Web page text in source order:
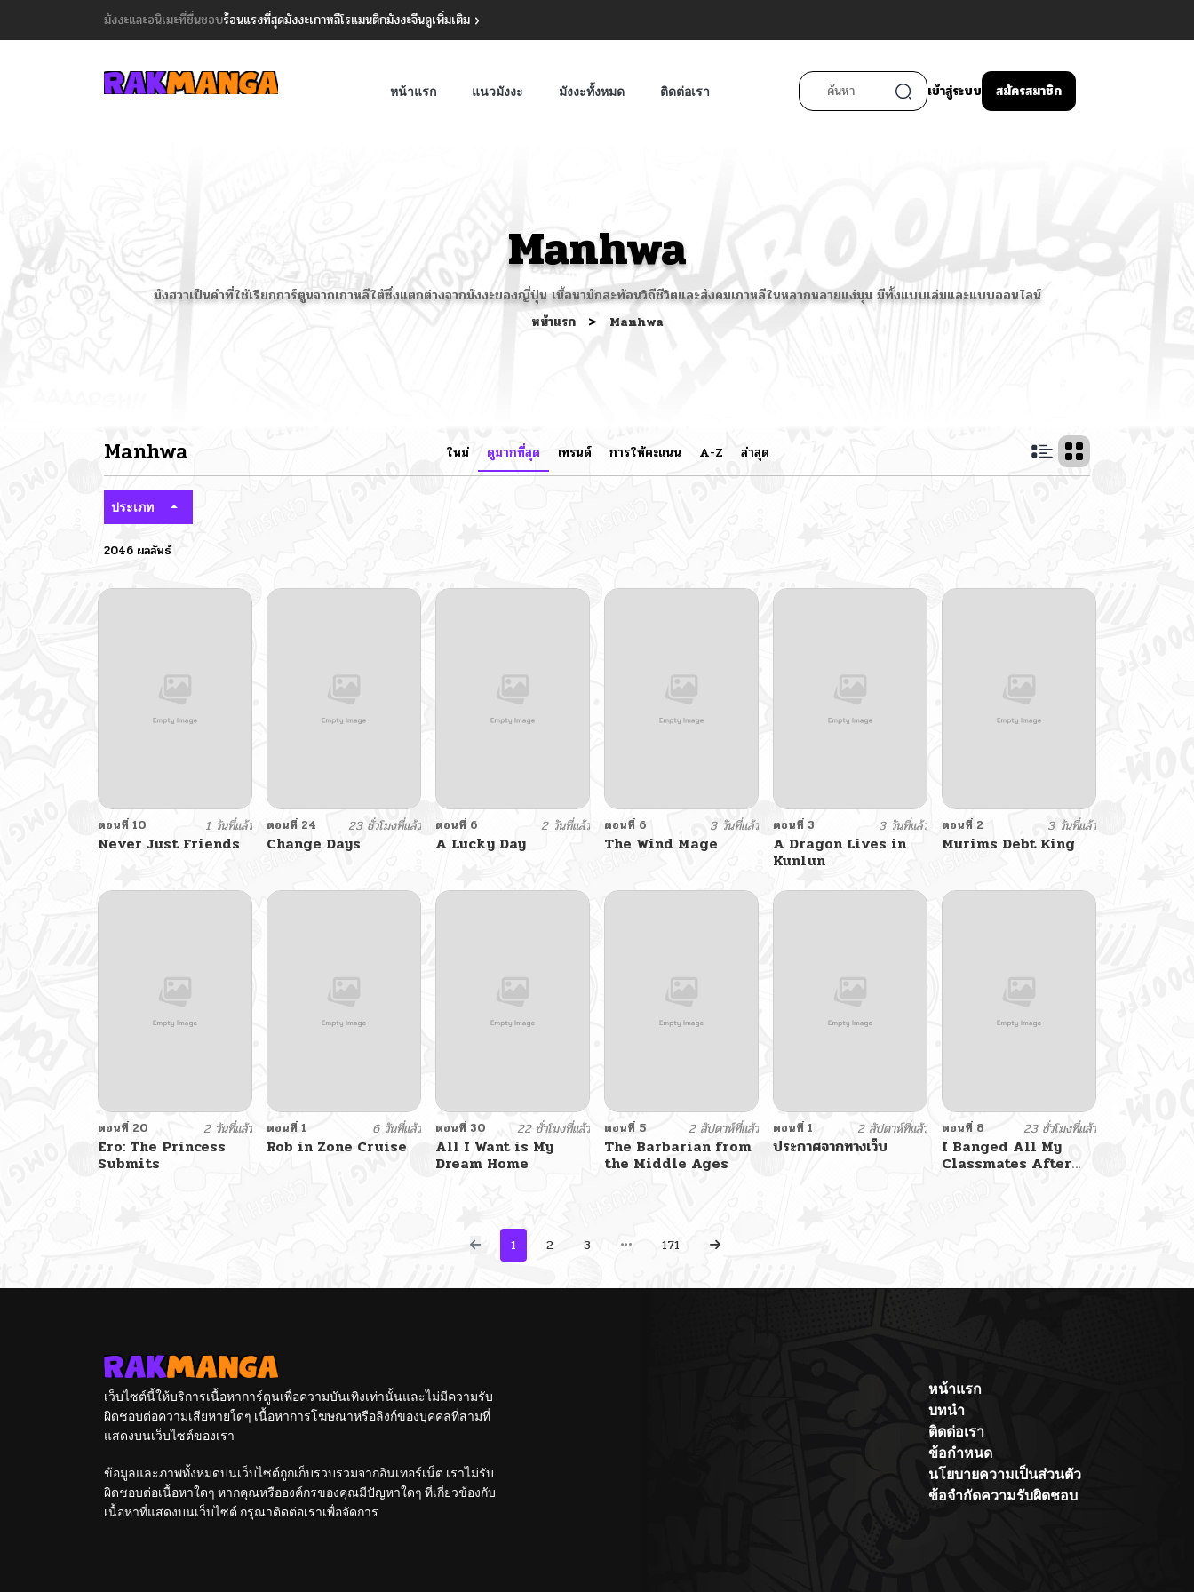
มังงะและอนิเมะที่ชื่นชอบร้อนแรงที่สุดมังงะเกาหลีโรแมนติกมังงะจีนดูเพิ่มเติม
หน้าแรก แนวมังงะ มังงะทั้งหมด ติดต่อเรา เข้าสู่ระบบ สมัครสมาชิก
Manhwa
มังฮวาเป็นคำที่ใช้เรียกการ์ตูนจากเกาหลีใต้ซึ่งแตกต่างจากมังงะของญี่ปุ่น เนื้อหามักสะท้อนวิถีชีวิตและสังคมเกาหลีในหลากหลายแง่มุม มีทั้งแบบเล่มและแบบออนไลน์
หน้าแรก > Manhwa
Manhwa ใหม่ ดูมากที่สุด เทรนด์ การให้คะแนน A-Z ล่าสุด
ประเภท
2046 ผลลัพธ์
ตอนที่ 10 1 วันที่แล้ว
Never Just Friends
ตอนที่ 24 23 ชั่วโมงที่แล้ว
Change Days
ตอนที่ 6 2 วันที่แล้ว
A Lucky Day
ตอนที่ 6 3 วันที่แล้ว
The Wind Mage
ตอนที่ 3 3 วันที่แล้ว
A Dragon Lives in
Kunlun
ตอนที่ 2 3 วันที่แล้ว
Murims Debt King
ตอนที่ 20 2 วันที่แล้ว
Ero: The Princess
Submits
ตอนที่ 1 6 วันที่แล้ว
Rob in Zone Cruise
ตอนที่ 30 22 ชั่วโมงที่แล้ว
All I Want is My
Dream Home
ตอนที่ 5 2 สัปดาห์ที่แล้ว
The Barbarian from
the Middle Ages
ตอนที่ 1 2 สัปดาห์ที่แล้ว
ประกาศจากทางเว็บ
ตอนที่ 8 23 ชั่วโมงที่แล้ว
I Banged All My
Classmates After
1 2 3 171
เว็บไซต์นี้ให้บริการเนื้อหาการ์ตูนเพื่อความบันเทิงเท่านั้นและไม่มีความรับ
ผิดชอบต่อความเสียหายใดๆ เนื้อหาการโฆษณาหรือลิงก์ของบุคคลที่สามที่
แสดงบนเว็บไซต์ของเรา
ข้อมูลและภาพทั้งหมดบนเว็บไซต์ถูกเก็บรวบรวมจากอินเทอร์เน็ต เราไม่รับ
ผิดชอบต่อเนื้อหาใดๆ หากคุณหรือองค์กรของคุณมีปัญหาใดๆ ที่เกี่ยวข้องกับ
เนื้อหาที่แสดงบนเว็บไซต์ กรุณาติดต่อเราเพื่อจัดการ
หน้าแรก
บทนำ
ติดต่อเรา
ข้อกำหนด
นโยบายความเป็นส่วนตัว
ข้อจำกัดความรับผิดชอบ